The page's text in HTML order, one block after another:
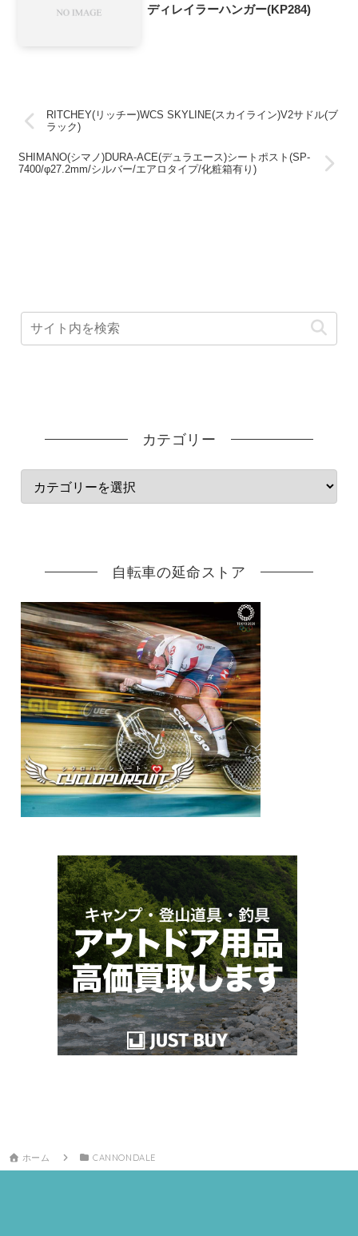
ディレイラーハンガー(KP284)
RITCHEY(リッチー)WCS SKYLINE(スカイライン)V2サドル(ブ
ラック)
SHIMANO(シマノ)DURA-ACE(デュラエース)シートポスト(SP-
7400/φ27.2mm/シルバー/エアロタイプ/化粧箱有り)
カテゴリー
自転車の延命ストア
ホーム CANNONDALE